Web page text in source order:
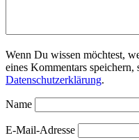
Wenn Du wissen möchtest,
eines Kommentars speichern,
Datenschutzerklärung.
Name
E-Mail-Adresse